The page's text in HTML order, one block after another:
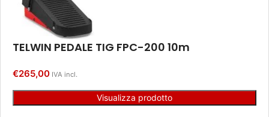
TELWIN PEDALE TIG FPC-200 10m
€265,00 IVA incl.
Visualizza prodotto